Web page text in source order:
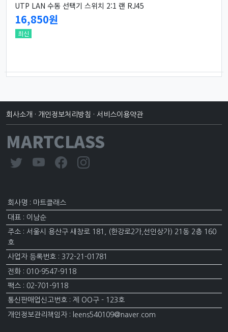
UTP LAN 수동 선택기 스위치 2:1 랜 RJ45
16,850원
최신
회사소개 · 개인정보처리방침 · 서비스이용약관
MARTCLASS
회사명 : 마트클래스
대표 : 이남순
주소 : 서울시 용산구 새창로 181, (한강로2가,선인상가) 21동 2층 160
호
사업자 등록번호 : 372-21-01781
전화 : 010-9547-9118
팩스 : 02-701-9118
통신판매업신고번호 : 제 OO구 - 123호
개인정보관리책임자 : leens540109@naver.com